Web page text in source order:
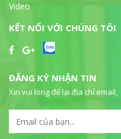
Video
KẾT NỐI VỚI CHÚNG TÔI
ĐĂNG KÝ NHẬN TIN
Xin vui lòng để lại địa chỉ email,